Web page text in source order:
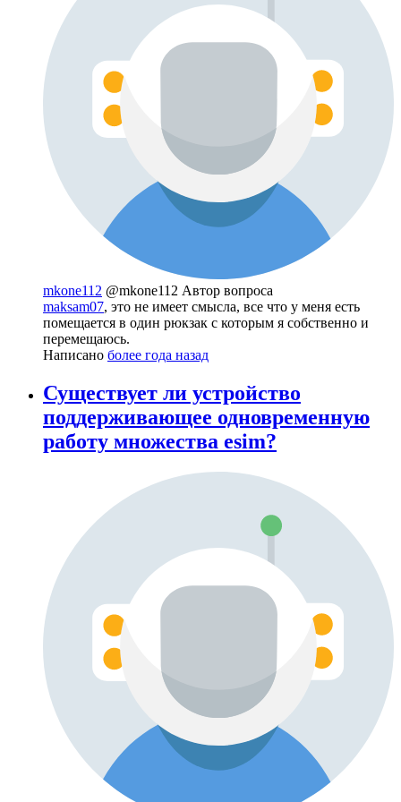
mkone112 @mkone112 Автор вопроса
maksam07, это не имеет смысла, все что у меня есть
помещается в один рюкзак с которым я собственно и
перемещаюсь.
Написано более года назад
Существует ли устройство
поддерживающее одновременную
работу множества esim?